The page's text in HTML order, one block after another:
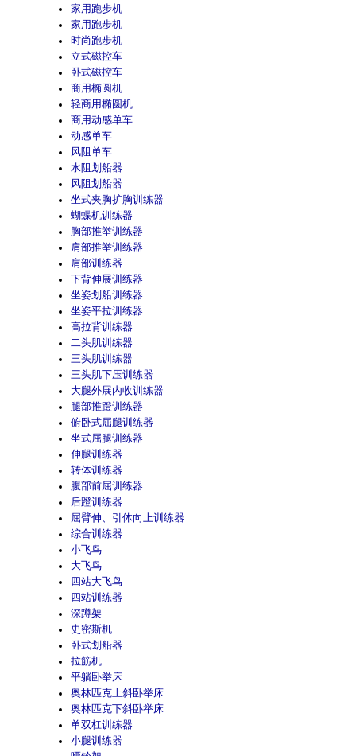
家用跑步机
家用跑步机
时尚跑步机
立式磁控车
卧式磁控车
商用椭圆机
轻商用椭圆机
商用动感单车
动感单车
风阻单车
水阻划船器
风阻划船器
坐式夹胸扩胸训练器
蝴蝶机训练器
胸部推举训练器
肩部推举训练器
肩部训练器
下背伸展训练器
坐姿划船训练器
坐姿平拉训练器
高拉背训练器
二头肌训练器
三头肌训练器
三头肌下压训练器
大腿外展内收训练器
腿部推蹬训练器
俯卧式屈腿训练器
坐式屈腿训练器
伸腿训练器
转体训练器
腹部前屈训练器
后蹬训练器
屈臂伸、引体向上训练器
综合训练器
小飞鸟
大飞鸟
四站大飞鸟
四站训练器
深蹲架
史密斯机
卧式划船器
拉筋机
平躺卧举床
奥林匹克上斜卧举床
奥林匹克下斜卧举床
单双杠训练器
小腿训练器